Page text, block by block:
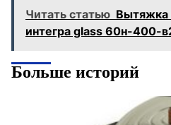
Читать статью Вытяжка
интегра glass 60н-400-
Больше историй